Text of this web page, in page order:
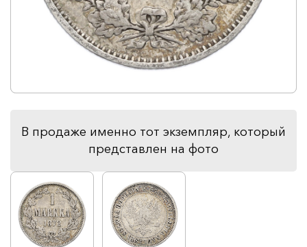
В продаже именно тот экземпляр, который
представлен на фото